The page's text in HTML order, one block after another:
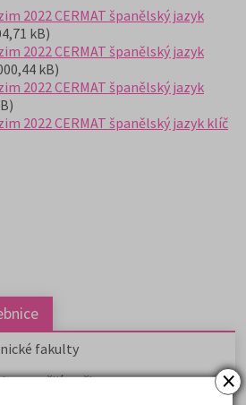
×
2022 CERMAT španělský jazyk
kB)
2022 CERMAT španělský jazyk
kB)
2022 CERMAT španělský jazyk
2022 CERMAT španělský jazyk klíč
fakulty
pro přijímačky